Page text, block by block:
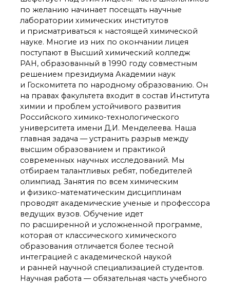
по желанию начинает посещать научные
лаборатории химических институтов
и присматриваться к настоящей химической
науке. Многие из них по окончании лицея
поступают в Высший химический колледж
РАН, образованный в 1990 году совместным
решением президиума Академии наук
и Госкомитета по народному образованию. Он
на правах факультета входит в состав Института
химии и проблем устойчивого развития
Российского химико-технологического
университета имени Д.И. Менделеева. Наша
главная задача — устранить разрыв между
высшим образованием и практикой
современных научных исследований. Мы
отбираем талантливых ребят, победителей
олимпиад. Занятия по всем химическим
и физико-математическим дисциплинам
проводят академические ученые и профессора
ведущих вузов. Обучение идет
по расширенной и усложненной программе,
которая от классического химического
образования отличается более тесной
интеграцией с академической наукой
и ранней научной специализацией студентов.
Научная работа — обязательная часть учебного